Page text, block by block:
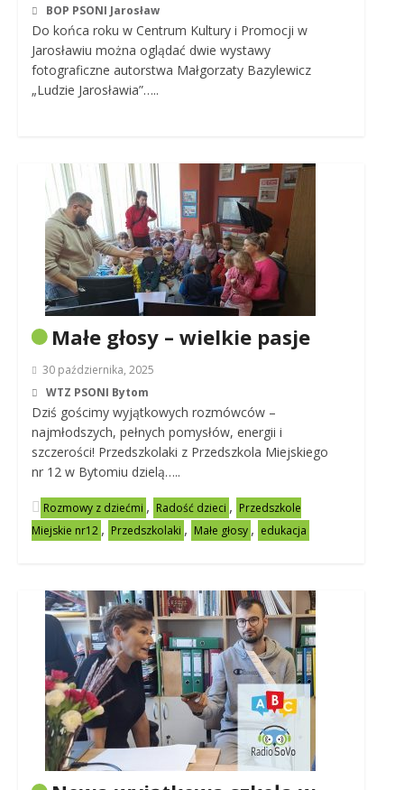
BOP PSONI Jarosław
Do końca roku w Centrum Kultury i Promocji w
Jarosławiu można oglądać dwie wystawy
fotograficzne autorstwa Małgorzaty Bazylewicz
„Ludzie Jarosławia”…..
Małe głosy – wielkie pasje
30 października, 2025
WTZ PSONI Bytom
Dziś gościmy wyjątkowych rozmówców –
najmłodszych, pełnych pomysłów, energii i
szczerości! Przedszkolaki z Przedszkola Miejskiego
nr 12 w Bytomiu dzielą…..
Rozmowy z dziećmi , Radość dzieci , Przedszkole
Miejskie nr12 , Przedszkolaki , Małe głosy , edukacja